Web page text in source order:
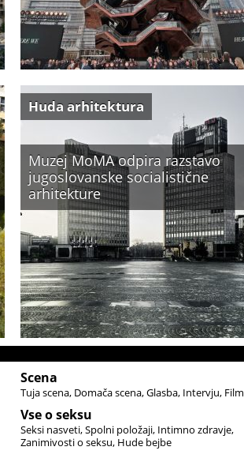
Muzej MoMA odpira razstavo
jugoslovanske socialistične
arhitekture
Huda arhitektura
Scena
Tuja scena Domača scena Glasba Intervju Film
Vse o seksu
Seksi nasveti Spolni položaji Intimno zdravje
Zanimivosti o seksu Hude bejbe